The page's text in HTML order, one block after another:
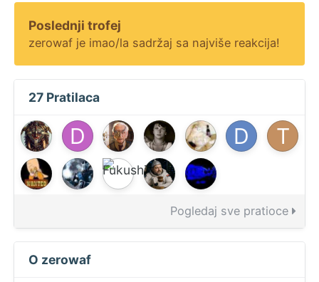
Poslednji trofej
zerowaf je imao/la sadržaj sa najviše reakcija!
27 Pratilaca
Pogledaj sve pratioce
O zerowaf